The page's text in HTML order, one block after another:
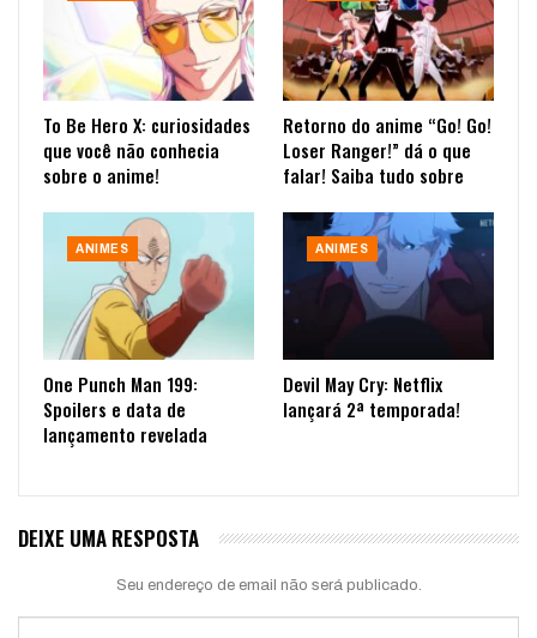
To Be Hero X: curiosidades
que você não conhecia
sobre o anime!
Retorno do anime “Go! Go!
Loser Ranger!” dá o que
falar! Saiba tudo sobre
ANIMES
One Punch Man 199:
Spoilers e data de
lançamento revelada
ANIMES
Devil May Cry: Netflix
lançará 2ª temporada!
DEIXE UMA RESPOSTA
Seu endereço de email não será publicado.